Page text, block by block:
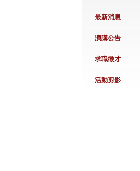
最新消息
演講公告
求職徵才
活動剪影